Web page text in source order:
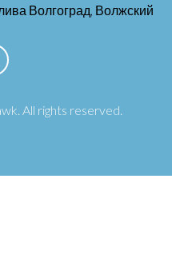
Волгоград, Волжский
All rights reserved.